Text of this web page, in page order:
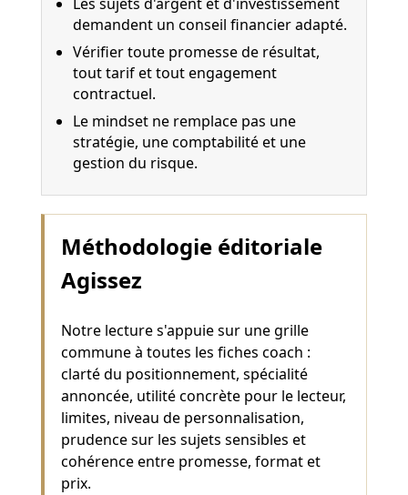
demandent un conseil financier adapté.
Vérifier toute promesse de résultat,
tout tarif et tout engagement
contractuel.
Le mindset ne remplace pas une
stratégie, une comptabilité et une
gestion du risque.
Méthodologie éditoriale
Agissez
Notre lecture s'appuie sur une grille
commune à toutes les fiches coach :
clarté du positionnement, spécialité
annoncée, utilité concrète pour le lecteur,
limites, niveau de personnalisation,
prudence sur les sujets sensibles et
cohérence entre promesse, format et
prix.